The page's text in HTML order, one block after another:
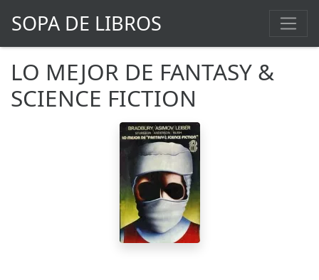
SOPA DE LIBROS
LO MEJOR DE FANTASY &
SCIENCE FICTION